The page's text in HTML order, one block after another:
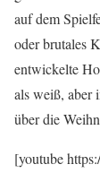
auf dem
oder brutales
entwickelte
als weiß, aber
über die
[youtube